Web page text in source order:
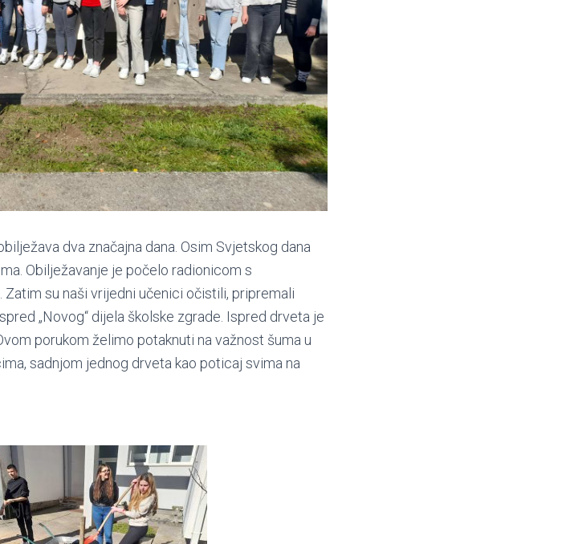
dva značajna dana. Osim Svjetskog dana
Obilježavanje je počelo radionicom s
su naši vrijedni učenici očistili, pripremali
„Novog“ dijela školske zgrade. Ispred drveta je
porukom želimo potaknuti na važnost šuma u
sadnjom jednog drveta kao poticaj svima na